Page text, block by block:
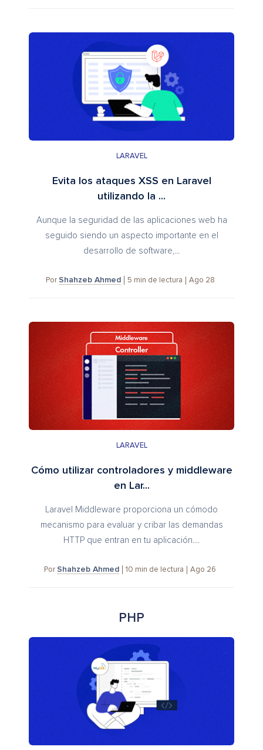
LARAVEL
Evita los ataques XSS en Laravel
utilizando la ...
Aunque la seguridad de las aplicaciones web ha
seguido siendo un aspecto importante en el
desarrollo de software,...
Por Shahzeb Ahmed 5 min de lectura Ago 28
LARAVEL
Cómo utilizar controladores y middleware
en Lar...
Laravel Middleware proporciona un cómodo
mecanismo para evaluar y cribar las demandas
HTTP que entran en tu aplicación....
Por Shahzeb Ahmed 10 min de lectura Ago 26
PHP